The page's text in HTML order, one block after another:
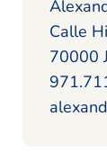
Calle
70000